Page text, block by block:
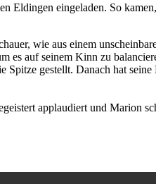
eingeladen. So
wie aus einem
auf seinem Kinn zu
Spitze gestellt. Danach hat
applaudiert und Marion